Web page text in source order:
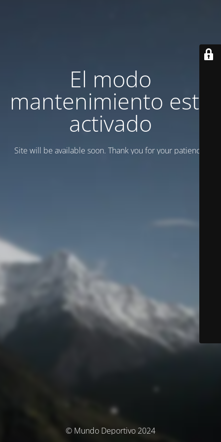
El modo
mantenimiento está
activado
Site will be available soon. Thank you for your patience!
© Mundo Deportivo 2024